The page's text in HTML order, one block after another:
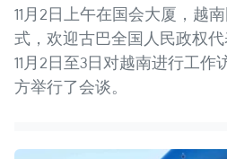
11月2日上午在国会大厦，越
式，欢迎古巴全国人民政权
11月2日至3日对越南进行工
方举行了会谈。